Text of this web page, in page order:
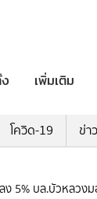
เพิ่มเติม
โควิด-19 ข่า
ง 5% บล.บัวหลวง